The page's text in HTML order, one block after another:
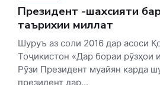
Президент -шахсияти
таърихии миллат
Шуруъ аз соли 2016 дар асоси
Тоҷикистон «Дар бораи рӯзҳои
Рӯзи Президент муайян карда
президент дар...